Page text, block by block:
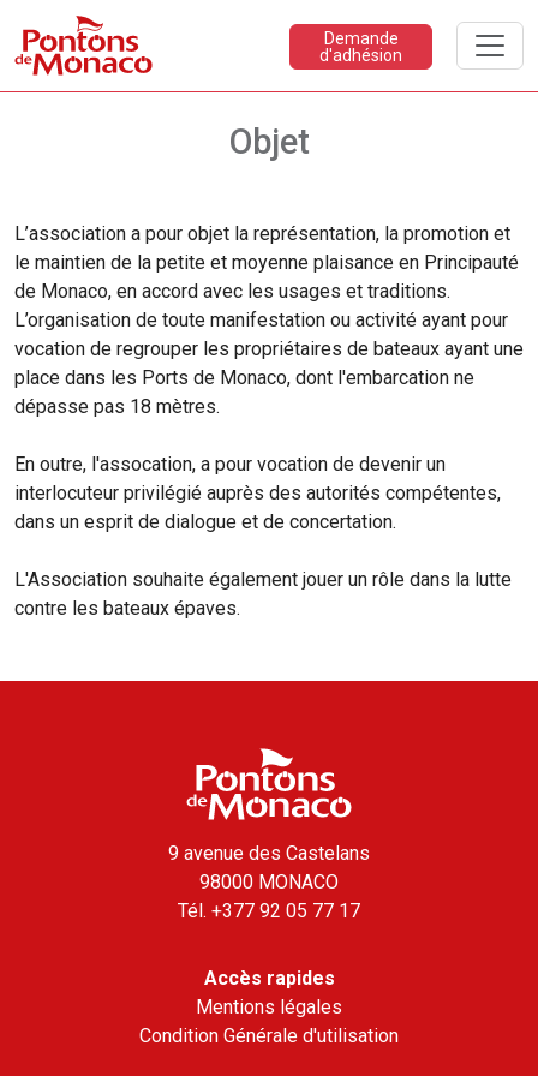
Demande
d'adhésion
Objet
L’association a pour objet la représentation, la promotion et
le maintien de la petite et moyenne plaisance en Principauté
de Monaco, en accord avec les usages et traditions.
L’organisation de toute manifestation ou activité ayant pour
vocation de regrouper les propriétaires de bateaux ayant une
place dans les Ports de Monaco, dont l'embarcation ne
dépasse pas 18 mètres.
En outre, l'assocation, a pour vocation de devenir un
interlocuteur privilégié auprès des autorités compétentes,
dans un esprit de dialogue et de concertation.
L'Association souhaite également jouer un rôle dans la lutte
contre les bateaux épaves.
9 avenue des Castelans
98000 MONACO
Tél. +377 92 05 77 17
Accès rapides
Mentions légales
Condition Générale d'utilisation